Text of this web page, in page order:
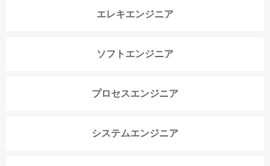
エレキエンジニア
ソフトエンジニア
プロセスエンジニア
システムエンジニア